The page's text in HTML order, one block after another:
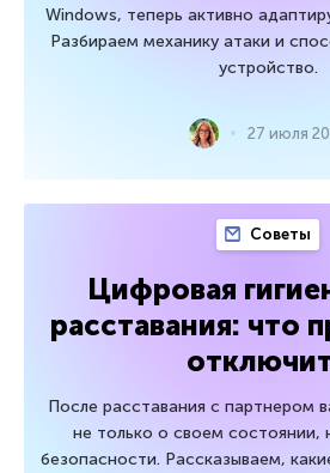
Windows, теперь активно
Разбираем механику атаки и
устройство.
27 июля
Советы
Цифровая
расставания: что
После расставания с партнером
не только о своем
безопасности. Рассказываем,